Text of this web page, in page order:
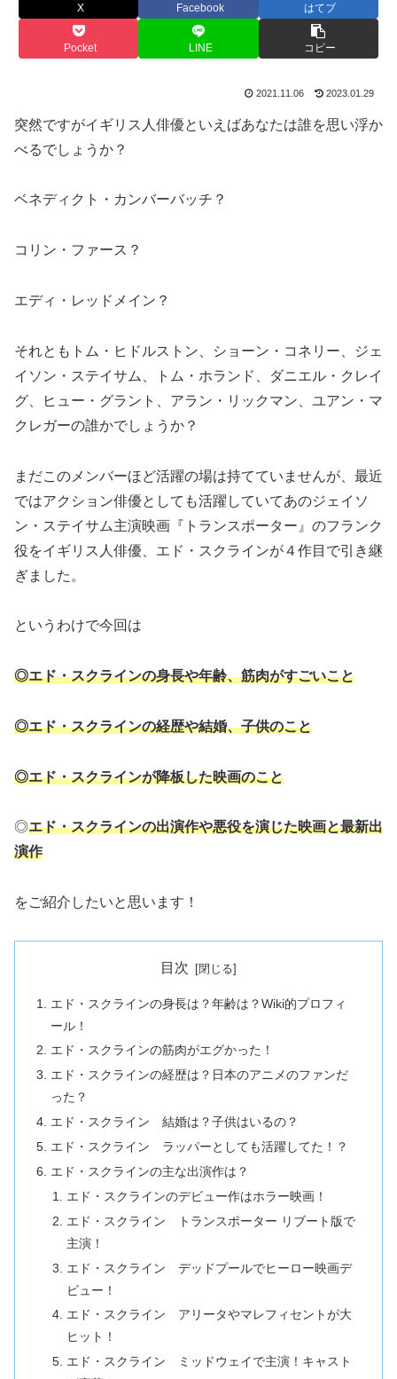
X Facebook はてブ
Pocket LINE コピー
2021.11.06 2023.01.29
突然ですがイギリス人俳優といえばあなたは誰を思い浮か
べるでしょうか？
ベネディクト・カンバーバッチ？
コリン・ファース？
エディ・レッドメイン？
それともトム・ヒドルストン、ショーン・コネリー、ジェ
イソン・ステイサム、トム・ホランド、ダニエル・クレイ
グ、ヒュー・グラント、アラン・リックマン、ユアン・マ
クレガーの誰かでしょうか？
まだこのメンバーほど活躍の場は持てていませんが、最近
ではアクション俳優としても活躍していてあのジェイソ
ン・ステイサム主演映画『トランスポーター』のフランク
役をイギリス人俳優、エド・スクラインが４作目で引き継
ぎました。
というわけで今回は
◎エド・スクラインの身長や年齢、筋肉がすごいこと
◎エド・スクラインの経歴や結婚、子供のこと
◎エド・スクラインが降板した映画のこと
◎エド・スクラインの出演作や悪役を演じた映画と最新出
演作
をご紹介したいと思います！
目次
エド・スクラインの身長は？年齢は？Wiki的プロフィ
ール！
エド・スクラインの筋肉がエグかった！
エド・スクラインの経歴は？日本のアニメのファンだ
った？
エド・スクライン 結婚は？子供はいるの？
エド・スクライン ラッパーとしても活躍してた！？
エド・スクラインの主な出演作は？
エド・スクラインのデビュー作はホラー映画！
エド・スクライン トランスポーター リブート版で
主演！
エド・スクライン デッドプールでヒーロー映画デ
ビュー！
エド・スクライン アリータやマレフィセントが大
ヒット！
エド・スクライン ミッドウェイで主演！キャスト